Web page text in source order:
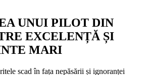
UNUI PILOT DIN
EXCELENȚĂ ȘI
MARI
scad în fața nepăsării și ignoranței